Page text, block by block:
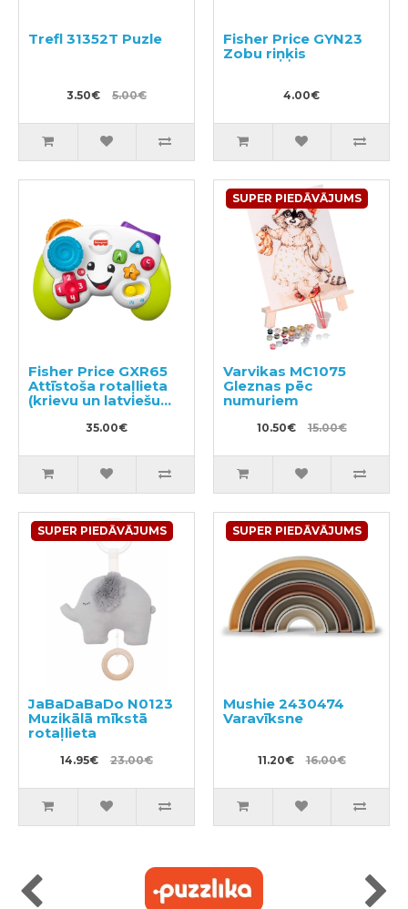
Trefl 31352T Puzle
3.50€ 5.00€
Fisher Price GYN23
Zobu riņķis
4.00€
Fisher Price GXR65
Attīstoša rotaļlieta
(krievu un latviešu
35.00€
SUPER PIEDĀVĀJUMS
Varvikas MC1075
Gleznas pēc
numuriem
10.50€ 15.00€
SUPER PIEDĀVĀJUMS
JaBaDaBaDo N0123
Muzikālā mīkstā
rotaļlieta
14.95€ 23.00€
SUPER PIEDĀVĀJUMS
Mushie 2430474
Varavīksne
11.20€ 16.00€